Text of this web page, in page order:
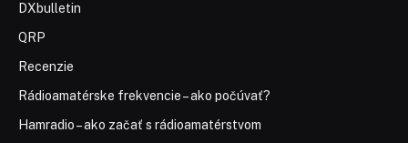
DXbulletin
QRP
Recenzie
Rádioamatérske frekvencie – ako počúvať?
Hamradio – ako začať s rádioamatérstvom